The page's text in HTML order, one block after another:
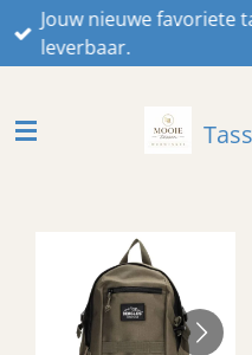
Ga
direct
hoofdinhoud
Jouw nieuwe favoriete
leverbaar.